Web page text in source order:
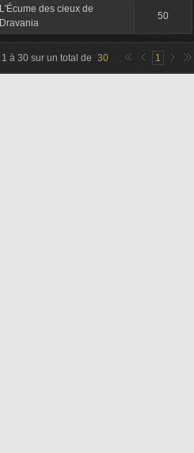
L'Écume des cieux de
Dravania
50
1 à 30 sur un total de 30 1